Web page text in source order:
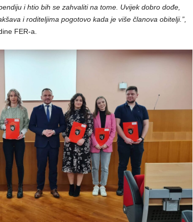
i htio bih se zahvaliti na tome. Uvijek dobro dođe,
i roditeljima pogotovo kada je više članova obitelji.”,
FER-a.